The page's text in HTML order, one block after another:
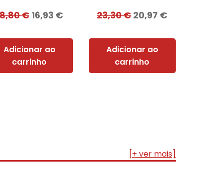
€ 16,93 €
Adicionar ao
carrinho
23,30€20,97 €
Adicionar ao
carrinho
[+ ver mais]